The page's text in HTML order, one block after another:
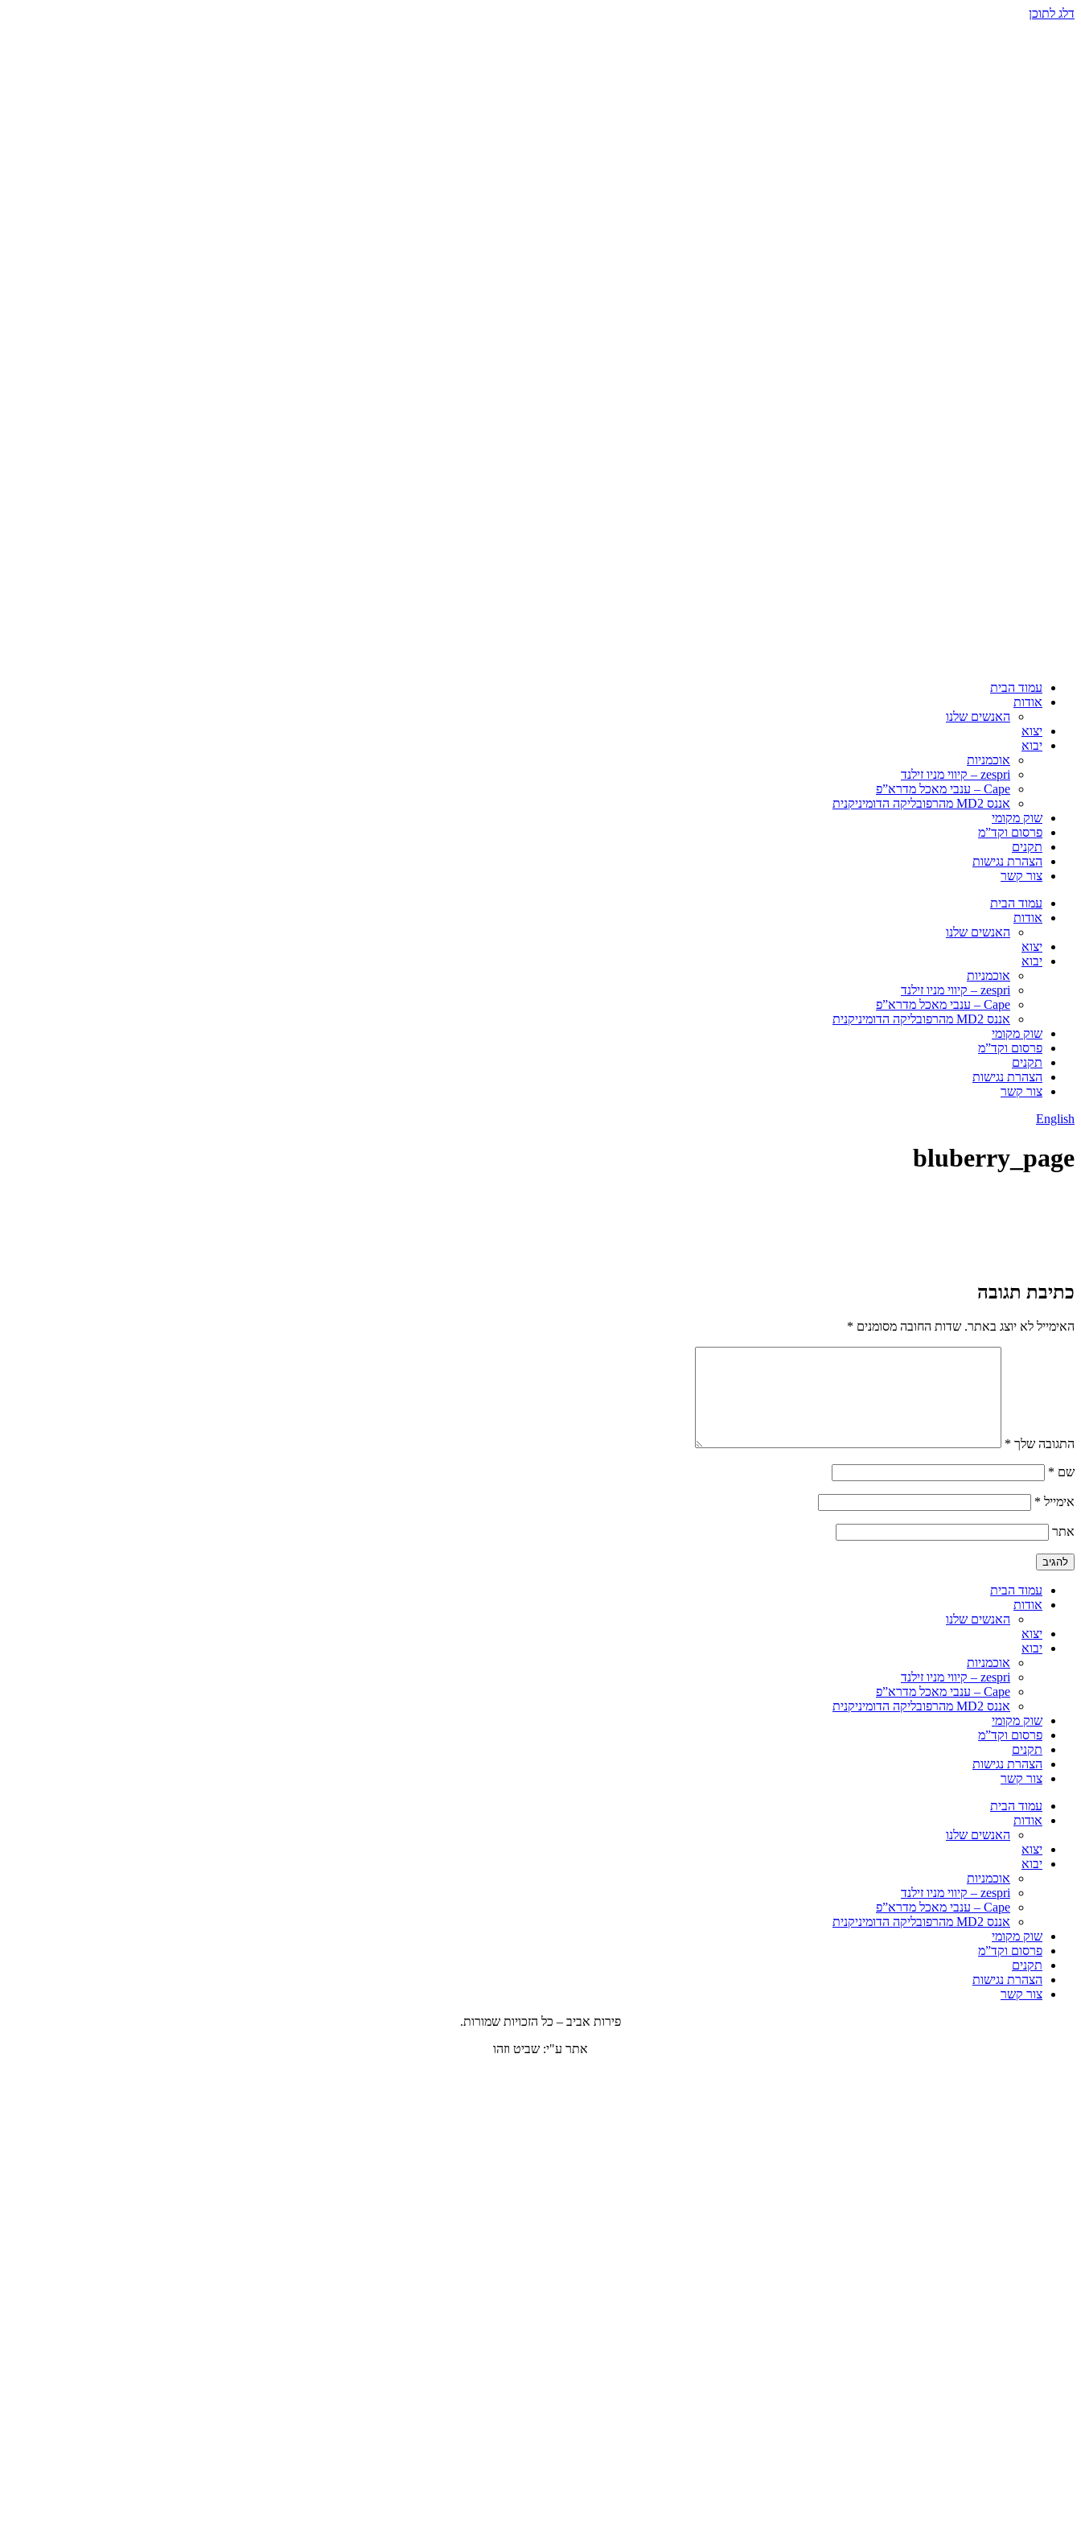
דלג לתוכן
עמוד הבית
אודות
האנשים שלנו
יצוא
יבוא
אוכמניות
zespri – קיווי מניו זילנד
Cape – ענבי מאכל מדרא”פ
אננס MD2 מהרפובליקה הדומיניקנית
שוק מקומי
פרסום וקד”מ
תקנים
הצהרת נגישות
צור קשר
עמוד הבית
אודות
האנשים שלנו
יצוא
יבוא
אוכמניות
zespri – קיווי מניו זילנד
Cape – ענבי מאכל מדרא”פ
אננס MD2 מהרפובליקה הדומיניקנית
שוק מקומי
פרסום וקד”מ
תקנים
הצהרת נגישות
צור קשר
English
bluberry_page
כתיבת תגובה
האימייל לא יוצג באתר. שדות החובה מסומנים *
התגובה שלך *
שם *
אימייל *
אתר
עמוד הבית
אודות
האנשים שלנו
יצוא
יבוא
אוכמניות
zespri – קיווי מניו זילנד
Cape – ענבי מאכל מדרא”פ
אננס MD2 מהרפובליקה הדומיניקנית
שוק מקומי
פרסום וקד”מ
תקנים
הצהרת נגישות
צור קשר
עמוד הבית
אודות
האנשים שלנו
יצוא
יבוא
אוכמניות
zespri – קיווי מניו זילנד
Cape – ענבי מאכל מדרא”פ
אננס MD2 מהרפובליקה הדומיניקנית
שוק מקומי
פרסום וקד”מ
תקנים
הצהרת נגישות
צור קשר
פירות אביב – כל הזכויות שמורות.
אתר ע"י: שביט וזהו